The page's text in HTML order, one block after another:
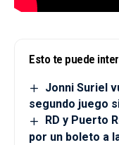
Esto te puede
Jonni Suriel
segundo juego
RD y Puerto
por un boleto a